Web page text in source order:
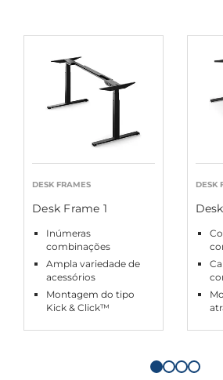
DESK FRAMES
Desk Frame 1
Inúmeras
combinações
Ampla variedade de
acessórios
Montagem do tipo
Kick & Click™
DESK